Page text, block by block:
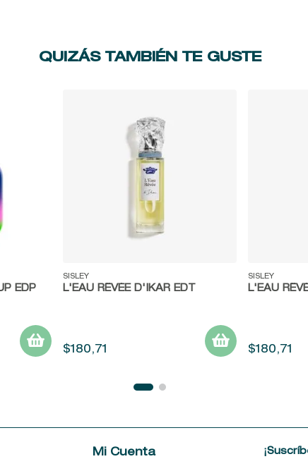
QUIZÁS TAMBIÉN TE GUSTE
EDP
Vista rápida
SISLEY
L'EAU RÊVÉE D'IKAR EDT
$180, 71
Vista
SISLEY
L'EAU
$180, 71
Mi Cuenta